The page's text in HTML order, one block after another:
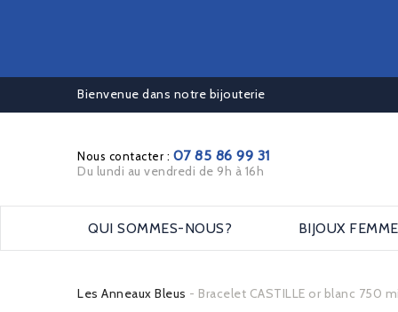
Bienvenue dans notre bijouterie
Nous contacter : 07 85 86 99 31
Du lundi au vendredi de 9h à 16h
QUI SOMMES-NOUS? BIJOUX FEMME
Les Anneaux Bleus Bracelet CASTILLE or blanc 750